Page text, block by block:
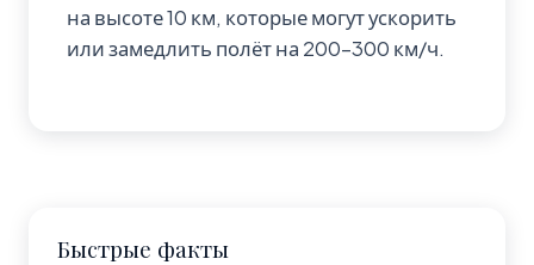
на высоте 10 км, которые могут ускорить
или замедлить полёт на 200-300 км/ч.
Быстрые факты